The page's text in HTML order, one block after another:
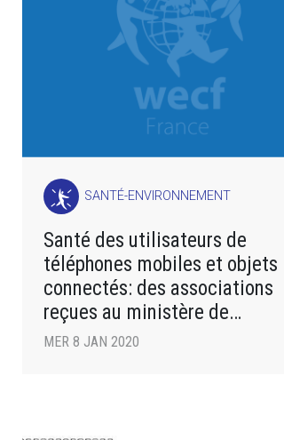
SANTÉ-ENVIRONNEMENT
Santé des utilisateurs de
téléphones mobiles et objets
connectés: des associations
reçues au ministère de
l’économie
MER 8 JAN 2020